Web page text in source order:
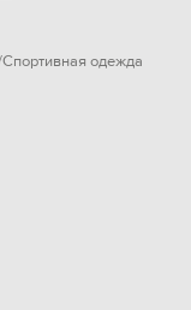
Спортивная одежда